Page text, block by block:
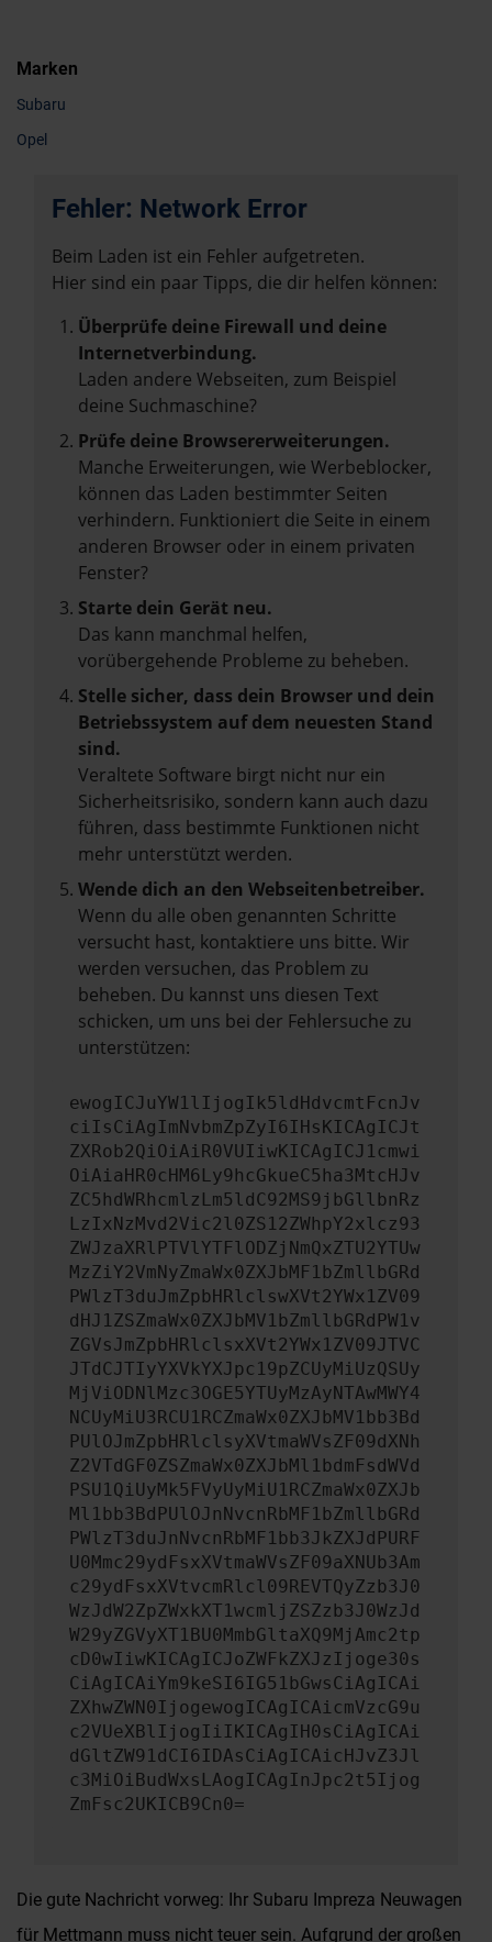
Marken
Subaru
Opel
Fehler: Network Error
Beim Laden ist ein Fehler aufgetreten.
Hier sind ein paar Tipps, die dir helfen können:
Überprüfe deine Firewall und deine
Internetverbindung.
Laden andere Webseiten, zum Beispiel
deine Suchmaschine?
Prüfe deine Browsererweiterungen.
Manche Erweiterungen, wie Werbeblocker,
können das Laden bestimmter Seiten
verhindern. Funktioniert die Seite in einem
anderen Browser oder in einem privaten
Fenster?
Starte dein Gerät neu.
Das kann manchmal helfen,
vorübergehende Probleme zu beheben.
Stelle sicher, dass dein Browser und dein
Betriebssystem auf dem neuesten Stand
sind.
Veraltete Software birgt nicht nur ein
Sicherheitsrisiko, sondern kann auch dazu
führen, dass bestimmte Funktionen nicht
mehr unterstützt werden.
Wende dich an den Webseitenbetreiber.
Wenn du alle oben genannten Schritte
versucht hast, kontaktiere uns bitte. Wir
werden versuchen, das Problem zu
beheben. Du kannst uns diesen Text
schicken, um uns bei der Fehlersuche zu
unterstützen:
ewogICJuYW1lIjogIk5ldHdvcmtFcnJv
ciIsCiAgImNvbmZpZyI6IHsKICAgICJt
ZXRob2QiOiAiR0VUIiwKICAgICJ1cmwi
OiAiaHR0cHM6Ly9hcGkueC5ha3MtcHJv
ZC5hdWRhcmlzLm5ldC92MS9jbGllbnRz
LzIxNzMvd2Vic2l0ZS12ZWhpY2xlcz93
ZWJzaXRlPTVlYTFlODZjNmQxZTU2YTUw
MzZiY2VmNyZmaWx0ZXJbMF1bZmllbGRd
PWlzT3duJmZpbHRlclswXVt2YWx1ZV09
dHJ1ZSZmaWx0ZXJbMV1bZmllbGRdPW1v
ZGVsJmZpbHRlclsxXVt2YWx1ZV09JTVC
JTdCJTIyYXVkYXJpc19pZCUyMiUzQSUy
MjViODNlMzc3OGE5YTUyMzAyNTAwMWY4
NCUyMiU3RCU1RCZmaWx0ZXJbMV1bb3Bd
PUlOJmZpbHRlclsyXVtmaWVsZF09dXNh
Z2VTdGF0ZSZmaWx0ZXJbMl1bdmFsdWVd
PSU1QiUyMk5FVyUyMiU1RCZmaWx0ZXJb
Ml1bb3BdPUlOJnNvcnRbMF1bZmllbGRd
PWlzT3duJnNvcnRbMF1bb3JkZXJdPURF
U0Mmc29ydFsxXVtmaWVsZF09aXNUb3Am
c29ydFsxXVtvcmRlcl09REVTQyZzb3J0
WzJdW2ZpZWxkXT1wcmljZSZzb3J0WzJd
W29yZGVyXT1BU0MmbGltaXQ9MjAmc2tp
cD0wIiwKICAgICJoZWFkZXJzIjoge30s
CiAgICAiYm9keSI6IG51bGwsCiAgICAi
ZXhwZWN0IjogewogICAgICAicmVzcG9u
c2VUeXBlIjogIiIKICAgIH0sCiAgICAi
dGltZW91dCI6IDAsCiAgICAicHJvZ3Jl
c3MiOiBudWxsLAogICAgInJpc2t5Ijog
ZmFsc2UKICB9Cn0=
Die gute Nachricht vorweg: Ihr Subaru Impreza Neuwagen
für Mettmann muss nicht teuer sein. Aufgrund der großen